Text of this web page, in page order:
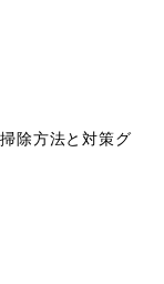
除方法と対策グ